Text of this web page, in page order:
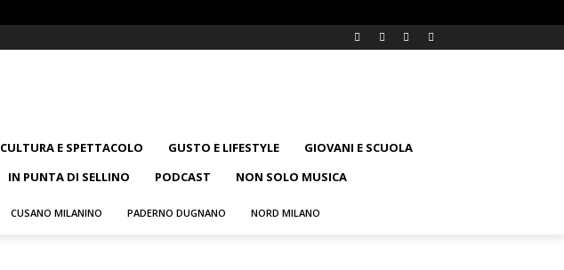
CULTURA E SPETTACOLO GUSTO E LIFESTYLE
GIOVANI E SCUOLA
IN PUNTA DI SELLINO PODCAST NON SOLO MUSICA
CUSANO MILANINO PADERNO DUGNANO NORD MILANO